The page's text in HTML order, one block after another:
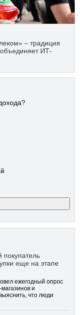
– традиция
ИТ-
покупатель
еще на этапе
ежегодный опрос
и
что люди